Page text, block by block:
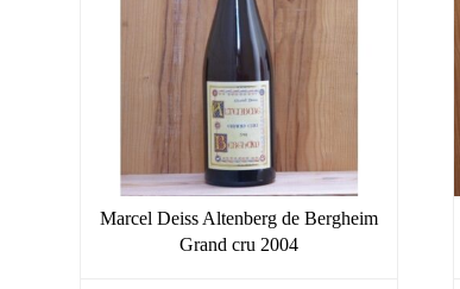
Marcel Deiss Altenberg de Bergheim
Grand cru 2004